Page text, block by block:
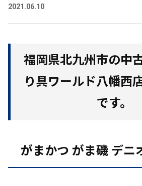
2021.06.10
福岡県北九州市の中
り具ワールド八幡西
です。
がまかつ がま磯 デニ